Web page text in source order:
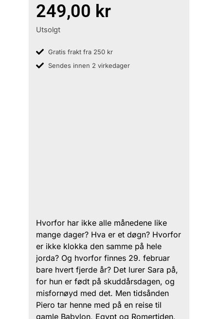
249,00 kr
Utsolgt
Gratis frakt fra 250 kr
Sendes innen 2 virkedager
Hvorfor har ikke alle månedene like
mange dager? Hva er et døgn? Hvorfor
er ikke klokka den samme på hele
jorda? Og hvorfor finnes 29. februar
bare hvert fjerde år? Det lurer Sara på,
for hun er født på skuddårsdagen, og
misfornøyd med det. Men tidsånden
Piero tar henne med på en reise til
gamle Babylon, Egypt og Romertiden,